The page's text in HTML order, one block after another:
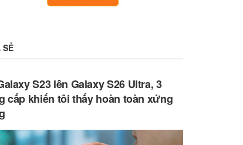
SẺ
S23 lên Galaxy S26 Ultra, 3
cấp khiến tôi thấy hoàn toàn xứng